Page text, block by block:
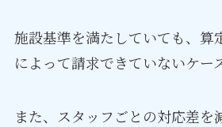
施設基準を満たしていても、算
によって請求できていないケー
また、スタッフごとの対応差を